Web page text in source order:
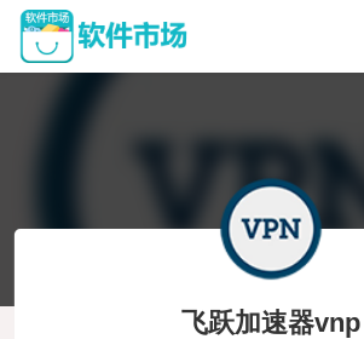
飞跃加速器vnp